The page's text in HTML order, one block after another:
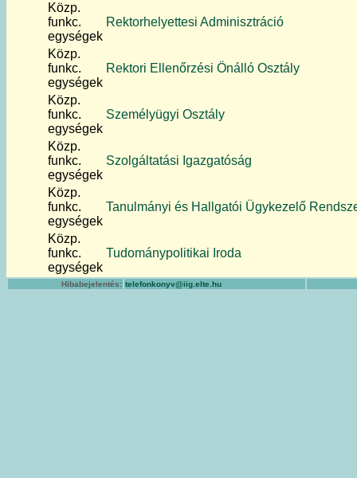
Közp.
funkc.
egységek
Rektorhelyettesi Adminisztráció
Közp.
funkc.
egységek
Rektori Ellenőrzési Önálló Osztály
Közp.
funkc.
egységek
Személyügyi Osztály
Közp.
funkc.
egységek
Szolgáltatási Igazgatóság
Közp.
funkc.
egységek
Tanulmányi és Hallgatói Ügykezelő
Közp.
funkc.
egységek
Tudománypolitikai Iroda
Hibabejelentés: telefonkonyv@iig.elte.hu